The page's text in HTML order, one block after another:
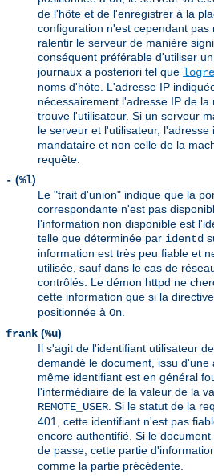
de l'hôte et de l'enregistrer à la
configuration n'est cependant
ralentir le serveur de manière
conséquent préférable d'utiliser
journaux a posteriori tel que
noms d'hôte. L'adresse IP
nécessairement l'adresse IP de
trouve l'utilisateur. Si un serveur
le serveur et l'utilisateur, l'adresse
mandataire et non celle de la
requête.
- (%l)
Le "trait d'union" indique que la
correspondante n'est pas
l'information non disponible est
telle que déterminée par identd
information est très peu fiable et
utilisée, sauf dans le cas de
contrôlés. Le démon httpd ne
cette information que si la directive
positionnée à On
frank (%u)
Il s'agit de l'identifiant utilisateur
demandé le document, issu d'une
même identifiant est en général
l'intermédiaire de la valeur de la
REMOTE_USER . Si le statut de la
401, cette identifiant n'est pas
encore authentifié. Si le
de passe, cette partie
comme la partie précédente.